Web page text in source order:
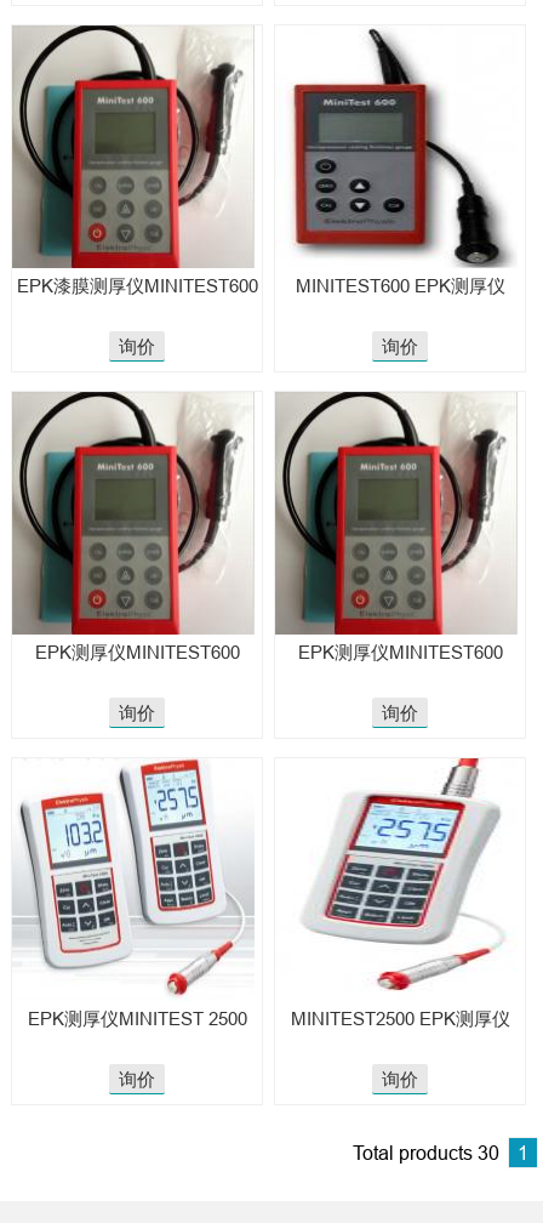
EPK漆膜测厚仪MINITEST600
询价
MINITEST600 EPK测厚仪
询价
EPK测厚仪MINITEST600
询价
EPK测厚仪MINITEST600
询价
EPK测厚仪MINITEST 2500
询价
MINITEST2500 EPK测厚仪
询价
Total products 30 1